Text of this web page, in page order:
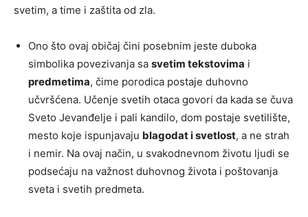
svetim, a time i zaštita od zla.
Ono što ovaj običaj čini posebnim jeste duboka
simbolika povezivanja sa svetim tekstovima i
predmetima, čime porodica postaje duhovno
učvršćena. Učenje svetih otaca govori da kada se čuva
Sveto Jevanđelje i pali kandilo, dom postaje svetilište,
mesto koje ispunjavaju blagodat i svetlost, a ne strah
i nemir. Na ovaj način, u svakodnevnom životu ljudi se
podsećaju na važnost duhovnog života i poštovanja
sveta i svetih predmeta.